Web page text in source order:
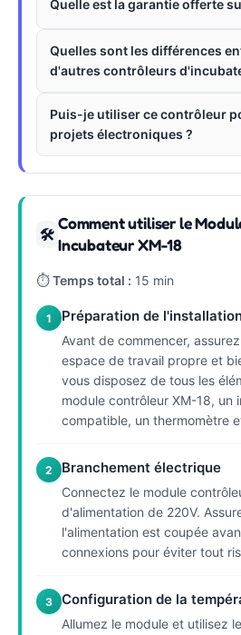
Quelle est la garantie offerte
Quelles sont les différences
d'autres contrôleurs
Puis-je utiliser ce contrôleur
projets électroniques ?
🛠
Comment utiliser le
Incubateur XM-18
⏱Temps total : 15 min
1 Préparation de
Avant de commencer,
espace de travail propre et
vous disposez de tous les
module contrôleur XM-18, un
compatible, un thermomètre
2 Branchement électrique
Connectez le module
d'alimentation de 220V.
l'alimentation est coupée
connexions pour éviter tout
3 Configuration de la
Allumez le module et utilisez